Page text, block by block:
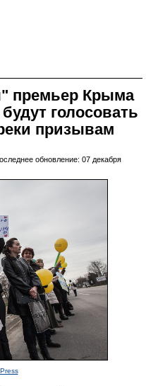
премьер Крыма
голосовать
призывам
обновление: 07 декабря